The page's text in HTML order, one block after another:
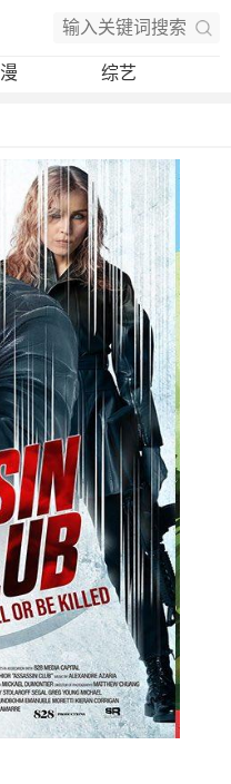
综艺